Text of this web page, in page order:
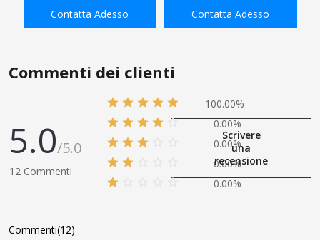
AGGIUNGI ALLA
1/4" NPT, Raccordi per Tubo
Aria
Contatta Adesso
AGGIUNGI ALLA
flusso di base
Contatta Adesso
Commenti dei clienti
5.0/5.0
12 Commenti
100.00%
0.00%
0.00%
0.00%
0.00%
Scrivere
una
recensione
Commenti(12)